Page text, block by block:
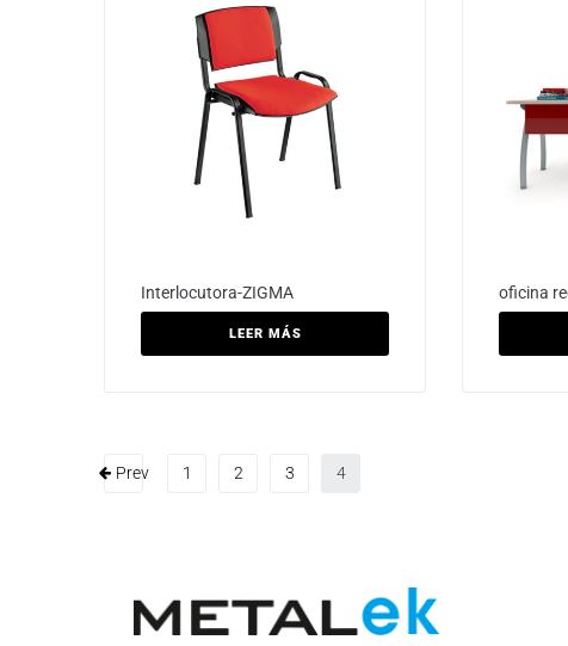
Interlocutora-ZIGMA
LEER MÁS
oficina
Prev 1 2 3 4